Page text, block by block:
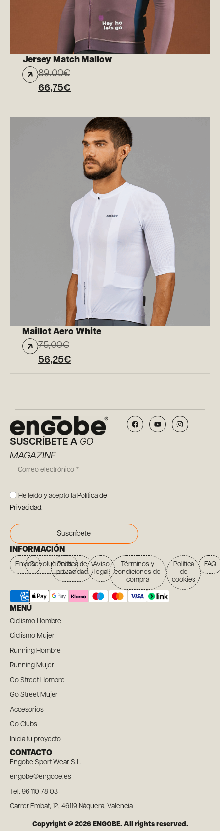
Jersey Match Mallow
89,00€
66,75€
Maillot Aero White
75,00€
56,25€
SUSCRÍBETE A GO
MAGAZINE
He leído y acepto la Política de
Privacidad.
Suscríbete
INFORMACIÓN
EnvíosDevolucionesPolítica de
privacidad
Aviso
legal
Términos y
condiciones de
compra
Política
de
cookies
FAQ
MENÚ
Ciclismo Hombre
Ciclismo Mujer
Running Hombre
Running Mujer
Go Street Hombre
Go Street Mujer
Accesorios
Go Clubs
Inicia tu proyecto
CONTACTO
Engobe Sport Wear S.L.
engobe@engobe.es
Tel. 96 110 78 03
Carrer Embat, 12, 46119 Nàquera, Valencia
Copyright @ 2026 ENGOBE. All rights reserved.